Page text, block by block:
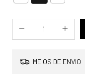
MEIOS DE ENVIO